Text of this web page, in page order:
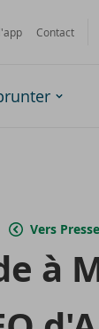
Contact
Vers Presse
à